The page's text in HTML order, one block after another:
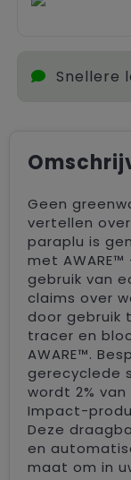
Snellere
Geen
vertellen
paraplu is
met
gebruik van
claims over
door gebruik
tracer en
AWARE™.
gerecyclede
wordt 2%
Impact-
Deze
en
maat om in